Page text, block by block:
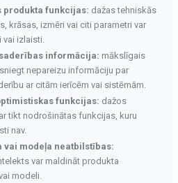
produkta funkcijas: dažas tehniskās
krāsas, izmēri vai citi parametri var
izlaisti.
informācija: mākslīgais
nepareizu informāciju par
ar citām ierīcēm vai sistēmām.
funkcijas: dažos
tikt nodrošinātas funkcijas, kuru
nav.
vai modeļa neatbilstības:
var maldināt produkta
modeli.